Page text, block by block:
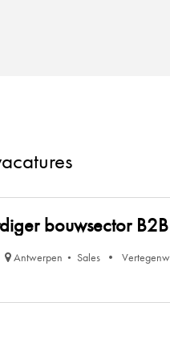
bouwsector
Antwerpen Sales